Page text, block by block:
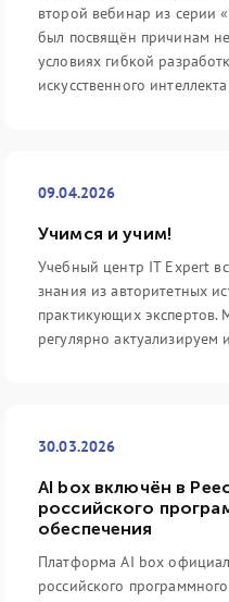
второй вебинар из серии
был посвящён причинам
условиях гибкой
искусственного
09.04.2026
Учимся и учим!
Учебный центр IT Expert
знания из авторитетных
практикующих
регулярно
30.03.2026
AI box включён в
российского
обеспечения
Платформа AI box
российского